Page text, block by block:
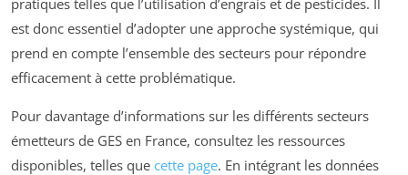
est donc essentiel d’adopter une approche systémique, qui
prend en compte l’ensemble des secteurs pour répondre
efficacement à cette problématique.
Pour davantage d’informations sur les différents secteurs
émetteurs de GES en France, consultez les ressources
disponibles, telles que cette page. En intégrant les données